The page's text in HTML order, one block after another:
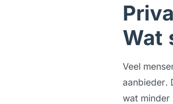
Wat
Veel
aanbieder.
wat minder